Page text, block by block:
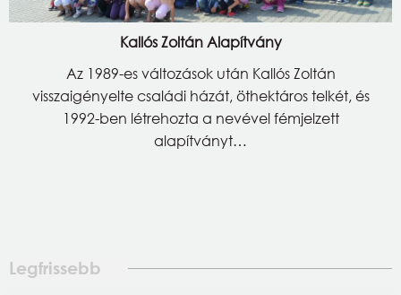
Kallós Zoltán Alapítvány
Az 1989-es változások után Kallós Zoltán
visszaigényelte családi házát, öthektáros telkét, és
1992-ben létrehozta a nevével fémjelzett
alapítványt…
Legfrissebb